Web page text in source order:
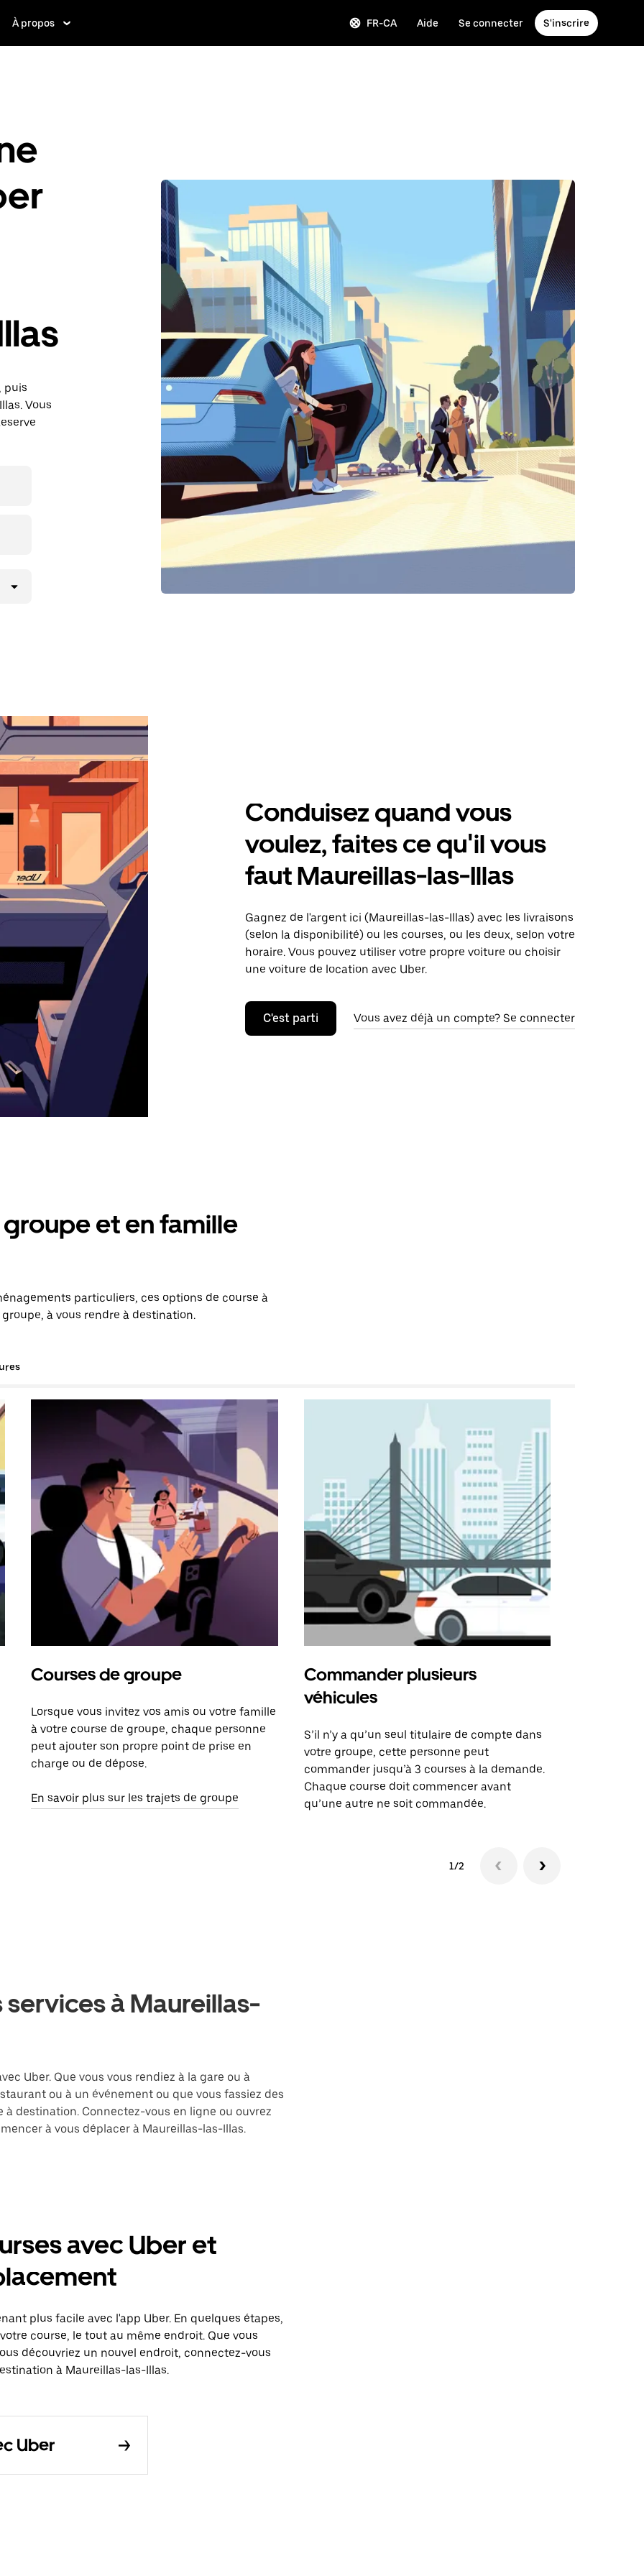
À propos FR-CA Aide Se connecter S'inscrire
puis
Vous
Conduisez quand vous
voulez, faites ce qu'il vous
faut Maureillas-las-Illas
Gagnez de l'argent ici (Maureillas-las-Illas) avec les livraisons
(selon la disponibilité) ou les courses, ou les deux, selon votre
horaire. Vous pouvez utiliser votre propre voiture ou choisir
une voiture de location avec Uber.
C'est parti Vous avez déjà un compte? Se connecter
et en famille
particuliers, ces options de course à
à vous rendre à destination.
Courses de groupe
Lorsque vous invitez vos amis ou votre famille
à votre course de groupe, chaque personne
peut ajouter son propre point de prise en
charge ou de dépose.
En savoir plus sur les trajets de groupe
Commander plusieurs
véhicules
S’il n’y a qu’un seul titulaire de compte dans
votre groupe, cette personne peut
commander jusqu’à 3 courses à la demande.
Chaque course doit commencer avant
qu’une autre ne soit commandée.
1/2
à Maureillas-
Uber. Que vous vous rendiez à la gare ou à
ou à un événement ou que vous fassiez des
destination. Connectez-vous en ligne ou ouvrez
à vous déplacer à Maureillas-las-Illas.
avec Uber et
plus facile avec l'app Uber. En quelques étapes,
course, le tout au même endroit. Que vous
découvriez un nouvel endroit, connectez-vous
à Maureillas-las-Illas.
Uber